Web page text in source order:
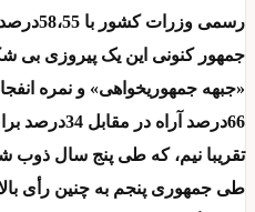
رسمی
جمهور کنونی این یک پیروزی بی
تقریبا نیم، که طی پنج سال ذوب
طی جمهوری پنجم به چنین رأی